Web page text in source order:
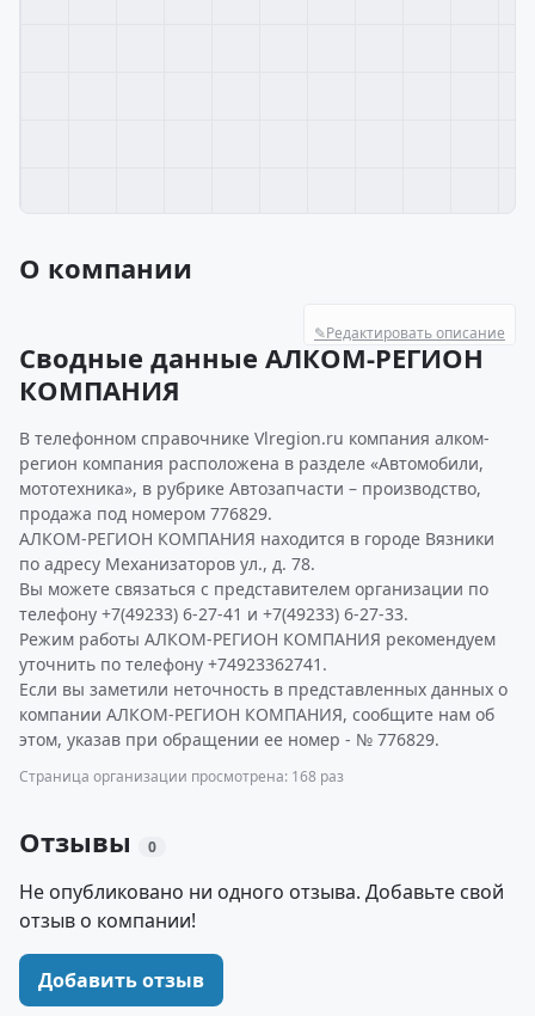
О компании
✎Редактировать описание
Сводные данные АЛКОМ-РЕГИОН
КОМПАНИЯ
В телефонном справочнике Vlregion.ru компания алком-
регион компания расположена в разделе «Автомобили,
мототехника», в рубрике Автозапчасти – производство,
продажа под номером 776829.
АЛКОМ-РЕГИОН КОМПАНИЯ находится в городе Вязники
по адресу Механизаторов ул., д. 78.
Вы можете связаться с представителем организации по
телефону +7(49233) 6-27-41 и +7(49233) 6-27-33.
Режим работы АЛКОМ-РЕГИОН КОМПАНИЯ рекомендуем
уточнить по телефону +74923362741.
Если вы заметили неточность в представленных данных о
компании АЛКОМ-РЕГИОН КОМПАНИЯ, сообщите нам об
этом, указав при обращении ее номер - № 776829.
Страница организации просмотрена: 168 раз
Отзывы 0
Не опубликовано ни одного отзыва. Добавьте свой
отзыв о компании!
Добавить отзыв